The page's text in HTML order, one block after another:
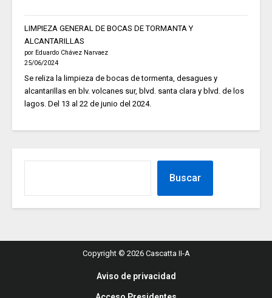
LIMPIEZA GENERAL DE BOCAS DE TORMANTA Y
ALCANTARILLAS
por Eduardo Chávez Narvaez
25/06/2024
Se reliza la limpieza de bocas de tormenta, desagues y
alcantarillas en blv. volcanes sur, blvd. santa clara y blvd. de los
lagos. Del 13 al 22 de junio del 2024.
Buscar
Copyright © 2026 Cascatta II-A
Aviso de privacidad